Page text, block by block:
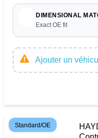
DIMENSIONAL
Exact OE fit
Ajouter un
Standard/OE